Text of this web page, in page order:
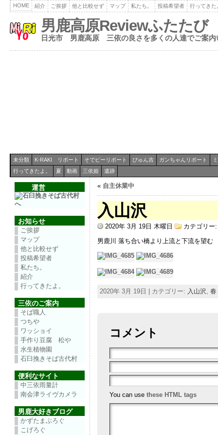
HOME 紹介 ご挨拶 他と比較せず マップ 私たち。 投稿希望者 行ってきた
男鹿高原Reviewふたたび
日光市 男鹿高原 三依の良さを多くの人達でご案
未分類 K-RAKI リポート そでピーリポート ぴゅん吉 ガンちゃんリポート
行ってきたよ。
夏 動画 三依姫 遺跡
運営
お知らせ
ご挨拶
マップ
他と比較せず
投稿希望者
私たち。
紹介
行ってきたよ。
三依のご案内
そば職人
つちや
ワッショイ
手作り豆腐 松や
水生植物園
石臼挽きそば古代村
便利なサイト
中三依雨量計
南会津ライヴカメラ
男鹿大好きブログ
かずたまぶろぐ
こげろぐ
« 自主休業中
入山沢
2020年 3月 19日 木曜日
カテゴリ
男鹿川 落ち合い橋より上流と下流を望む
2020年 3月 19日 | カテゴリー: 入山沢 , 春
コメント
You can use these HTML tags